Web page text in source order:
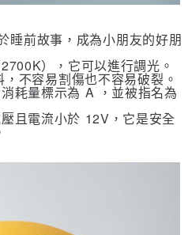
代理人或監護人之同意方可使用
者引起之損失，本公司不負相關責
依據個別帳號之用戶狀況，依本公司即
度不足之情形，本公司將視審查結果
資訊註冊。若發現惡意使用之情形，
戶之使用額度並採取法律行動。
睡前故事，成為小朋友的好朋
），它可以進行調光。
不容易割傷也不容易破裂。
耗量標示為 A ，並被指名為
且電流小於 12V，它是安全